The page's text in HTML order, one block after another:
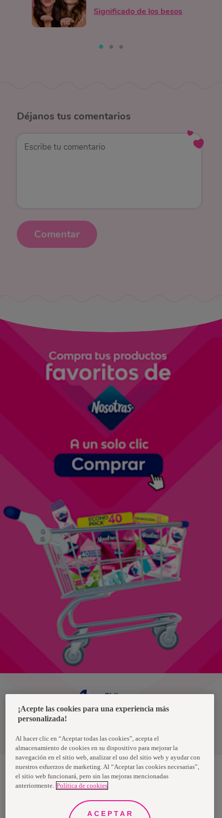
Significado de los besos
Déjanos tus comentarios
Comentar
Términos y condiciones
Chile
Nosotras, una marca de Essity - una compañía global líder en
mundo, utilizan nuestros productos, servicios y soluciones. Nuestro
propósito es romper barreras por el bienestar en beneficio de
consumidores, pacientes, cuidadores, clientes y la sociedad en
¡Acepte las cookies para una experiencia más
personalizada!
Al hacer clic en “Aceptar todas las cookies”, acepta el
almacenamiento de cookies en su dispositivo para mejorar la
navegación en el sitio web, analizar el uso del sitio web y ayudar con
nuestros esfuerzos de marketing. Al “Aceptar las cookies necesarias”,
el sitio web funcionará, pero sin las mejoras mencionadas
anteriormente. Política de cookies
ACEPTAR